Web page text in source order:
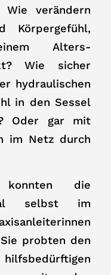
Wie verändern
Körpergefühl,
Alters-
Wie sicher
hydraulischen
in den Sessel
Oder gar mit
im Netz durch
konnten die
selbst im
probten den